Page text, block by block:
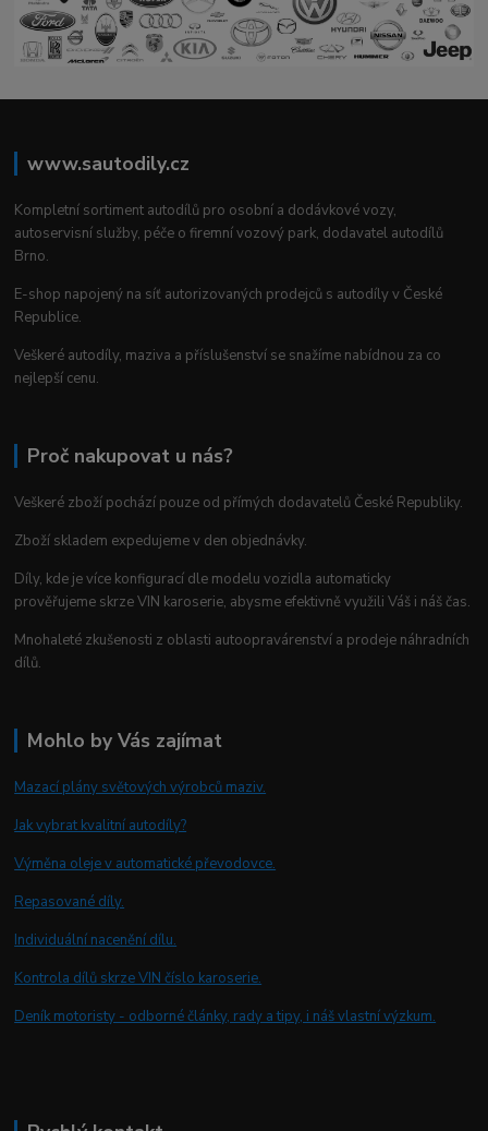
www.sautodily.cz
Kompletní sortiment autodílů pro osobní a dodávkové vozy,
autoservisní služby, péče o firemní vozový park, dodavatel autodílů
Brno.
E-shop napojený na síť autorizovaných prodejců s autodíly v České
Republice.
Veškeré autodíly, maziva a příslušenství se snažíme nabídnou za co
nejlepší cenu.
Proč nakupovat u nás?
Veškeré zboží pochází pouze od přímých dodavatelů České Republiky.
Zboží skladem expedujeme v den objednávky.
Díly, kde je více konfigurací dle modelu vozidla automaticky
prověřujeme skrze VIN karoserie, abysme efektivně využili Váš i náš čas.
Mnohaleté zkušenosti z oblasti autoopravárenství a prodeje náhradních
dílů.
Mohlo by Vás zajímat
Mazací plány světových výrobců maziv.
Jak vybrat kvalitní autodíly?
Výměna oleje v automatické převodovce.
Repasované díly.
Individuální nacenění dílu.
Kontrola dílů skrze VIN číslo karoserie.
Deník motoristy - odborné články, rady a tipy, i náš vlastní výzkum.